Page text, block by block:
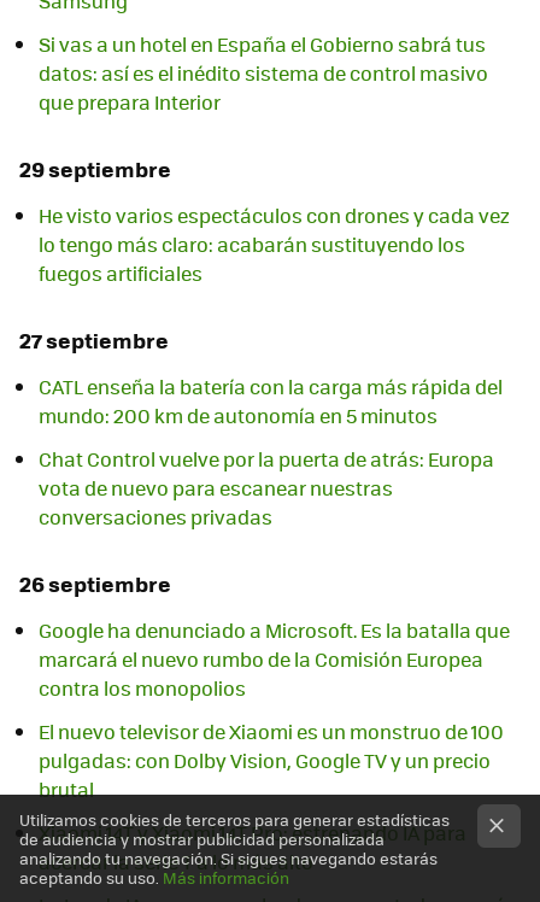
Si vas a un hotel en España el Gobierno sabrá tus
datos: así es el inédito sistema de control masivo
que prepara Interior
29 septiembre
He visto varios espectáculos con drones y cada vez
lo tengo más claro: acabarán sustituyendo los
fuegos artificiales
27 septiembre
CATL enseña la batería con la carga más rápida del
mundo: 200 km de autonomía en 5 minutos
Chat Control vuelve por la puerta de atrás: Europa
vota de nuevo para escanear nuestras
conversaciones privadas
26 septiembre
Google ha denunciado a Microsoft. Es la batalla que
marcará el nuevo rumbo de la Comisión Europea
contra los monopolios
El nuevo televisor de Xiaomi es un monstruo de 100
pulgadas: con Dolby Vision, Google TV y un precio
brutal
Xiaomi 14T y Xiaomi 14T Pro: estrenando IA para
acercar la serie T a lo más alto
Utilizamos cookies de terceros para generar estadísticas
de audiencia y mostrar publicidad personalizada
analizando tu navegación. Si sigues navegando estarás
aceptando su uso. Más información